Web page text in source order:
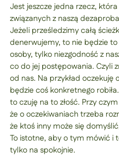
Jest jeszcze jedna rzecz,
związanych z naszą
Jeżeli prześledzimy całą
denerwujemy, to nie będzie
osoby, tylko niezgodność z
co do jej postępowania. Czyli
od nas. Na przykład oczekuję
będzie coś konkretnego
to czuję na to złość. Przy
że o oczekiwaniach trzeba
że ktoś inny może się
To istotne, aby o tym mówić i
tylko na spokojnie.